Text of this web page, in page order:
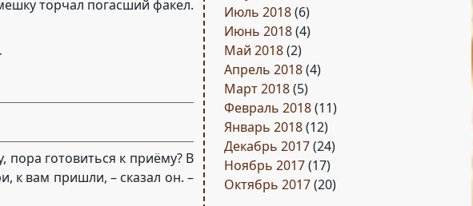
торчал погасший факел.
пора готовиться к приёму? В
к вам пришли, – сказал он. –
Июль 2018(6)
Июнь 2018(4)
Май 2018(2)
Апрель 2018(4)
Март 2018(5)
Февраль 2018(11)
Январь 2018(12)
Декабрь 2017(24)
Ноябрь 2017(17)
Октябрь 2017(20)